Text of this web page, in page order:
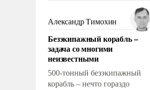
мужественным и твердым под
ударами судьбы, брать на себя
ответственность, помогать
слабым, идти вперед и
адаптироваться.
Александр Тимохин
Безэкипажный корабль –
задача со многими
неизвестными
500-тонный безэкипажный
корабль – нечто гораздо